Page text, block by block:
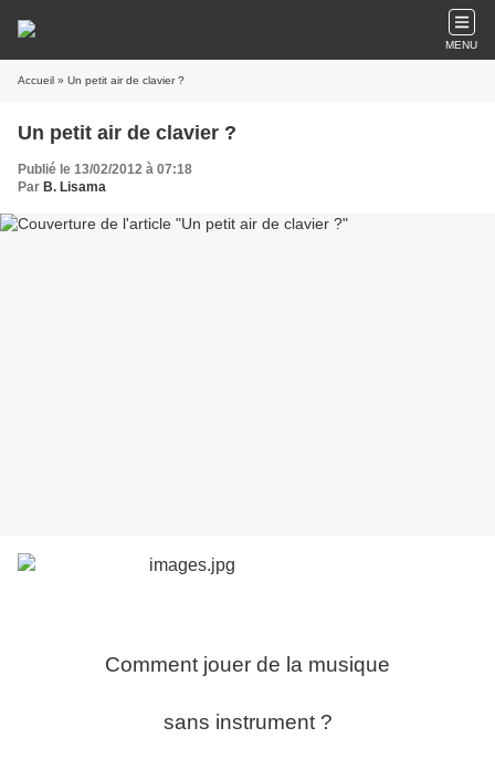
MENU
Accueil » Un petit air de clavier ?
Un petit air de clavier ?
Publié le 13/02/2012 à 07:18
Par B. Lisama
Comment jouer de la musique
sans instrument ?